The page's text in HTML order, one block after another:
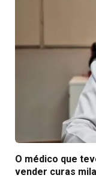
O médico que
vender curas